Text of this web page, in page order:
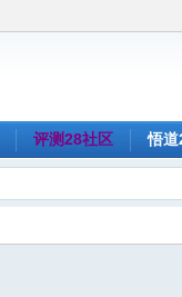
评测28社区 悟